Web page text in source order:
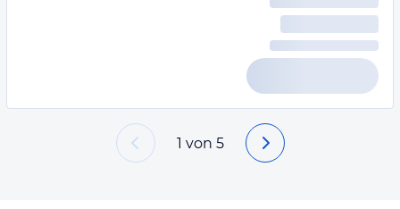
1 von 5